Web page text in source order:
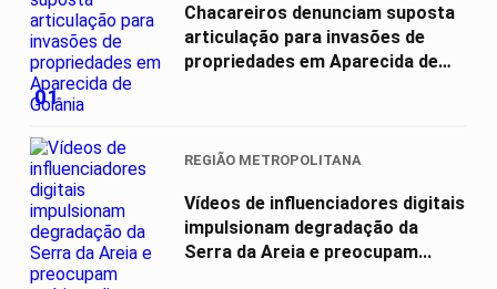
01
Chacareiros denunciam suposta
articulação para invasões de
propriedades em Aparecida de
REGIÃO METROPOLITANA
Vídeos de influenciadores digitais
impulsionam degradação da
Serra da Areia e preocupam...